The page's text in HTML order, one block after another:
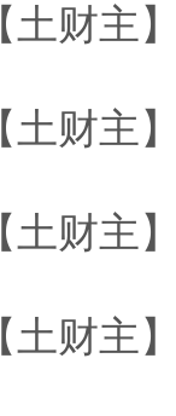
土财主
土财主
土财主
土财主